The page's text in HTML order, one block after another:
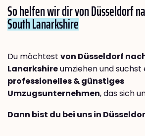
So helfen wir dir von Düsseldorf
South Lanarkshire
Du möchtest von Düsseldorf
Lanarkshireumziehen und suchst
professionelles & günstiges
Umzugsunternehmen, das sich
Dann bist du bei uns in